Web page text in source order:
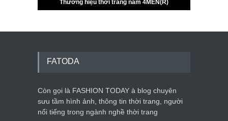
FATODA
Còn gọi là FASHION TODAY à blog chuyên
sưu tầm hình ảnh, thông tin thời trang, người
nổi tiếng trong ngành nghề thời trang